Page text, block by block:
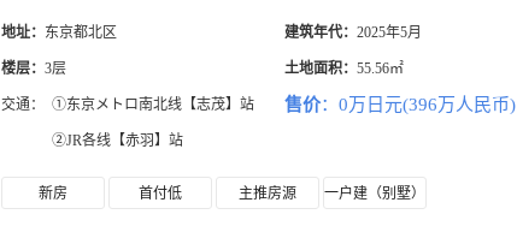
地址： 东京都北区 建筑年代： 2025年5月
楼层： 3层 土地面积： 55.56㎡
交通： ①东京メトロ南北线【志茂】站
②JR各线【赤羽】站
售价：0万日元(396万人民币)
新房 首付低 主推房源 一户建（别墅）